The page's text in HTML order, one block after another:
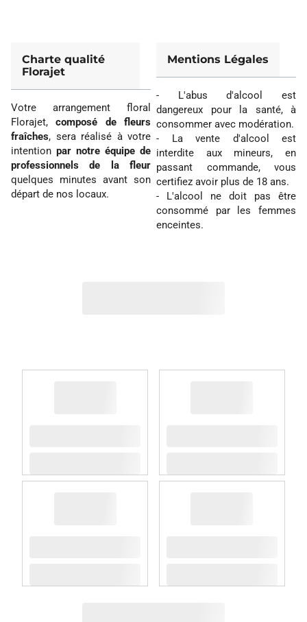
Charte qualité
Florajet
Votre arrangement floral
Florajet, composé de fleurs
fraîches, sera réalisé à votre
intention par notre équipe de
professionnels de la fleur
quelques minutes avant son
départ de nos locaux.
Mentions Légales
- L'abus d'alcool est
dangereux pour la santé, à
consommer avec modération.
- La vente d'alcool est
interdite aux mineurs, en
passant commande, vous
certifiez avoir plus de 18 ans.
- L'alcool ne doit pas être
consommé par les femmes
enceintes.